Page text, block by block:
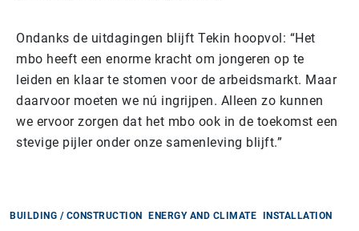
Ondanks de uitdagingen blijft Tekin hoopvol: “Het
mbo heeft een enorme kracht om jongeren op te
leiden en klaar te stomen voor de arbeidsmarkt. Maar
daarvoor moeten we nú ingrijpen. Alleen zo kunnen
we ervoor zorgen dat het mbo ook in de toekomst een
stevige pijler onder onze samenleving blijft.”
BUILDING / CONSTRUCTION ENERGY AND CLIMATE INSTALLATION